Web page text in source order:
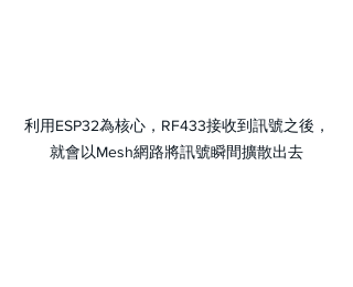
利用ESP32為核心，RF433接收到訊號之後，
就會以Mesh網路將訊號瞬間擴散出去